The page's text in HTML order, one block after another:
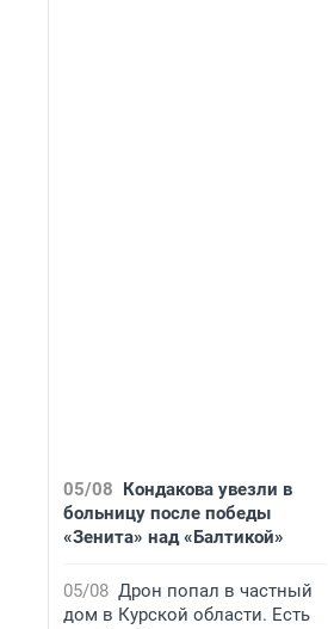
05/08 Кондакова увезли в
больницу после победы
«Зенита» над «Балтикой»
05/08 Дрон попал в частный
дом в Курской области. Есть